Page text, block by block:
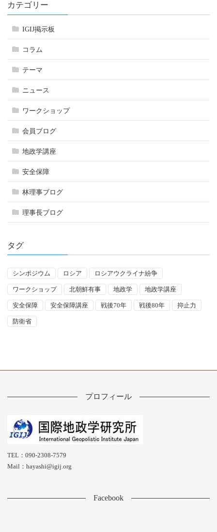
カテゴリー
IGIJ掲示板
コラム
テーマ
ニュース
ワークショップ
会員ブログ
地政学講座
安全保障
林理事ブログ
理事長ブログ
タグ
シンポジウム ロシア ロシアウクライナ紛争
ワークショップ 北朝鮮有事 地政学 地政学講座
安全保障 安全保障講座 戦後70年 戦後80年 抑止力
防衛省
プロフィール
TEL：090-2308-7579
Mail：hayashi@igij.org
Facebook